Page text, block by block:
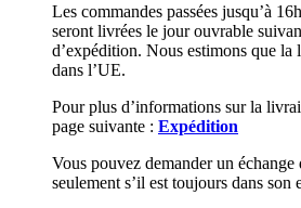
Les commandes passées jusqu’à
seront livrées le jour ouvrable
d’expédition. Nous estimons que
dans l’UE.
Pour plus d’informations sur la
page suivante : Expédition
Vous pouvez demander un
seulement s’il est toujours dans son